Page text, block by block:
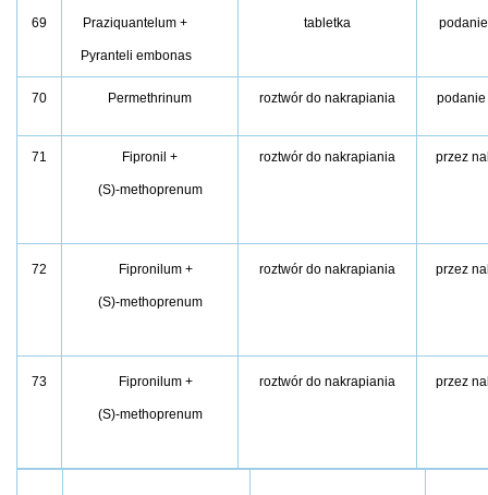
69 Praziquantelum +
Pyranteli embonas
tabletka
70 Permethrinum roztwór do nakrapiania podanie
71 Fipronil +
(S)-methoprenum
roztwór do nakrapiania przez
72 Fipronilum +
(S)-methoprenum
roztwór do nakrapiania przez
73 Fipronilum +
(S)-methoprenum
roztwór do nakrapiania przez